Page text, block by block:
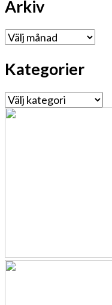
Arkiv
Arkiv
Kategorier
Kategorier